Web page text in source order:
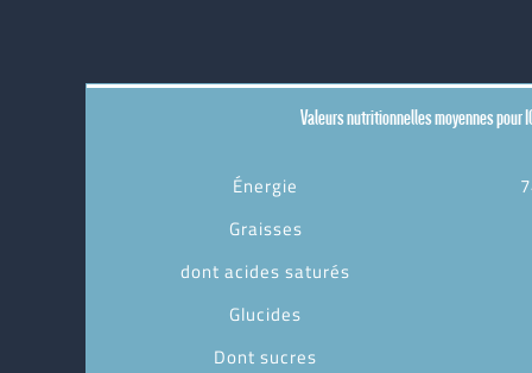
Valeurs nutritionnelles moyennes pour
Énergie
Graisses
dont acides saturés
Glucides
Dont sucres